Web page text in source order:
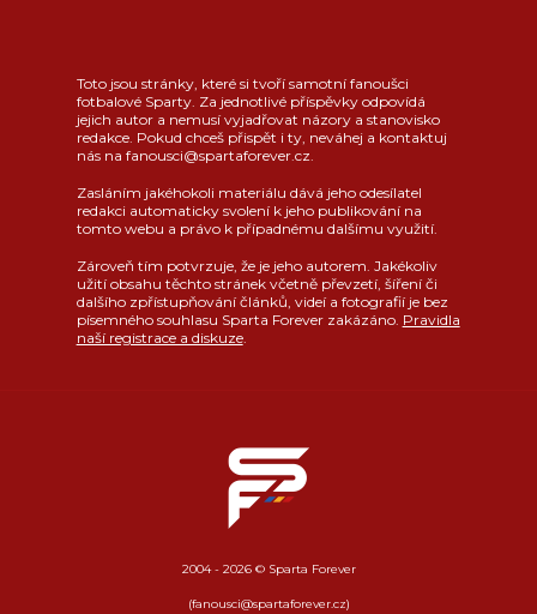
Toto jsou stránky, které si tvoří samotní fanoušci
fotbalové Sparty. Za jednotlivé příspěvky odpovídá
jejich autor a nemusí vyjadřovat názory a stanovisko
redakce. Pokud chceš přispět i ty, neváhej a kontaktuj
nás na fanousci@spartaforever.cz.
Zasláním jakéhokoli materiálu dává jeho odesílatel
redakci automaticky svolení k jeho publikování na
tomto webu a právo k případnému dalšímu využití.
Zároveň tím potvrzuje, že je jeho autorem. Jakékoliv
užití obsahu těchto stránek včetně převzetí, šíření či
dalšího zpřístupňování článků, videí a fotografií je bez
písemného souhlasu Sparta Forever zakázáno. Pravidla
naší registrace a diskuze.
2004 - 2026 © Sparta Forever
(fanousci@spartaforever.cz)